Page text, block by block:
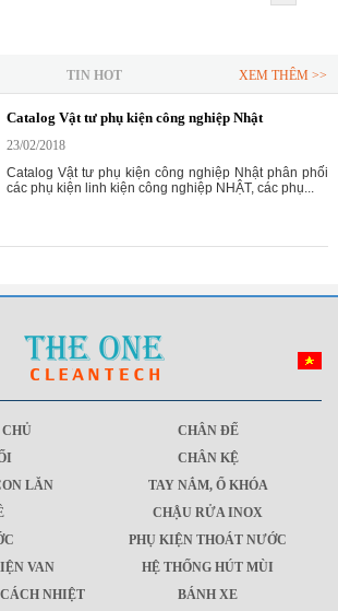
TIN HOT XEM THÊM >>
Catalog Vật tư phụ kiện công nghiệp Nhật
23/02/2018
Catalog Vật tư phụ kiện công nghiệp Nhật phân phối
các phụ kiện linh kiện công nghiệp NHẬT, các phụ...
CHÂN ĐẾ
CHÂN KỆ
LĂN
TAY NẮM, Ổ KHÓA
CHẬU RỬA INOX
PHỤ KIỆN THOÁT NƯỚC
VAN
HỆ THỐNG HÚT MÙI
NHIỆT
BÁNH XE